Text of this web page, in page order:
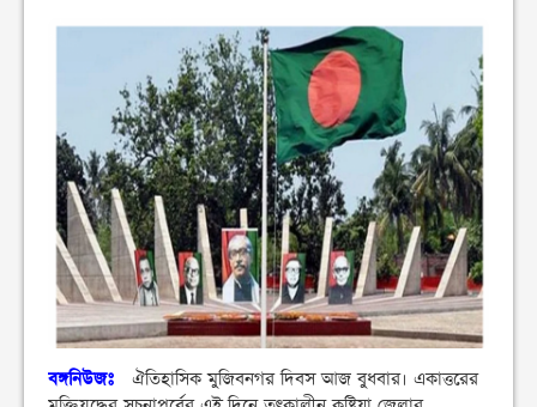
বঙ্গনিউজঃ
ঐতিহাসিক মুজিবনগর দিবস আজ বুধবার। একাত্তরের